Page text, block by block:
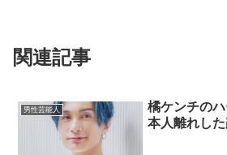
関連記事
男性芸能人
橘ケンチの
本人離れし